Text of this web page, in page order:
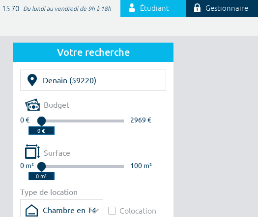
15 70 Du lundi au vendredi de 9h à 18h Étudiant Gestionnaire
Votre recherche
Budget
0 € 2969 €
Surface
0 m² 100 m²
Type de location
Chambre en T4
Colocation